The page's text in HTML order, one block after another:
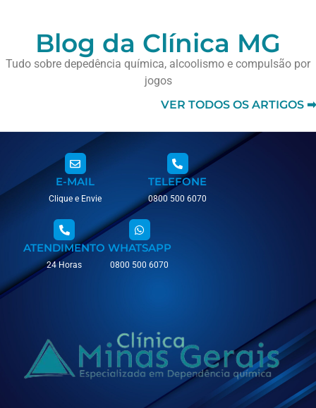
Blog da Clínica MG
Tudo sobre depedência química, alcoolismo e compulsão por
jogos
VER TODOS OS ARTIGOS ➡
E-MAIL
Clique e Envie
TELEFONE
0800 500 6070
ATENDIMENTO
24 Horas
WHATSAPP
0800 500 6070